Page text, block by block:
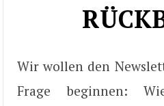
Wir wollen den
Frage beginnen: